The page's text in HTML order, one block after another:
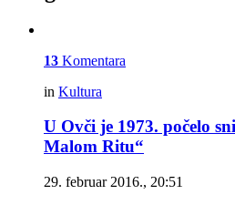
13 Komentara
in Kultura
U Ovči je 1973. počelo
Malom Ritu“
29. februar 2016., 20:51